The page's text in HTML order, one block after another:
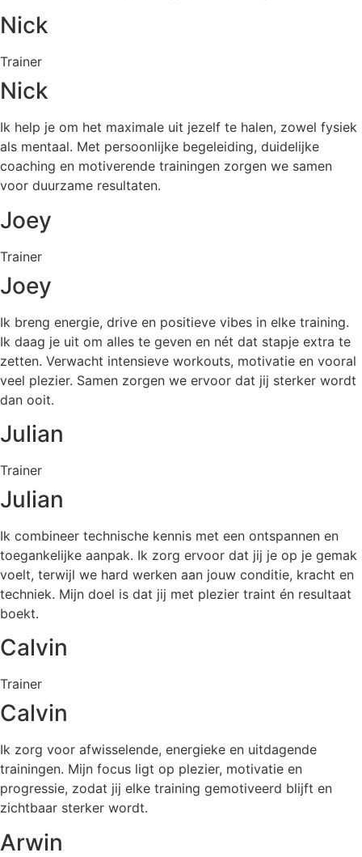
Nick
Trainer
Nick
Ik help je om het maximale uit jezelf te halen, zowel fysiek
als mentaal. Met persoonlijke begeleiding, duidelijke
coaching en motiverende trainingen zorgen we samen
voor duurzame resultaten.
Joey
Trainer
Joey
Ik breng energie, drive en positieve vibes in elke training.
Ik daag je uit om alles te geven en nét dat stapje extra te
zetten. Verwacht intensieve workouts, motivatie en vooral
veel plezier. Samen zorgen we ervoor dat jij sterker wordt
dan ooit.
Julian
Trainer
Julian
Ik combineer technische kennis met een ontspannen en
toegankelijke aanpak. Ik zorg ervoor dat jij je op je gemak
voelt, terwijl we hard werken aan jouw conditie, kracht en
techniek. Mijn doel is dat jij met plezier traint én resultaat
boekt.
Calvin
Trainer
Calvin
Ik zorg voor afwisselende, energieke en uitdagende
trainingen. Mijn focus ligt op plezier, motivatie en
progressie, zodat jij elke training gemotiveerd blijft en
zichtbaar sterker wordt.
Arwin